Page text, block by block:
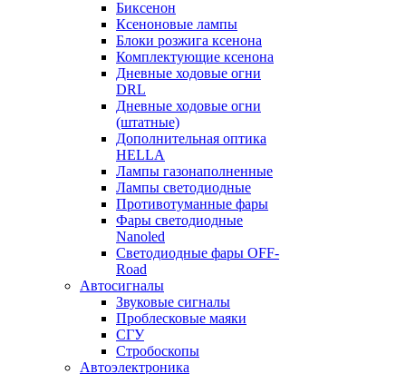
Биксенон
Ксеноновые лампы
Блоки розжига ксенона
Комплектующие ксенона
Дневные ходовые огни
DRL
Дневные ходовые огни
(штатные)
Дополнительная оптика
HELLA
Лампы газонаполненные
Лампы светодиодные
Противотуманные фары
Фары светодиодные
Nanoled
Светодиодные фары OFF-
Road
Автосигналы
Звуковые сигналы
Проблесковые маяки
СГУ
Стробоскопы
Автоэлектроника